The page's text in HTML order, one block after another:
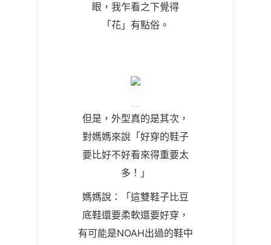
眼，我乍看之下覺得
「花」有點俗。
但是，外型真的是其次，
對媽媽來說「好穿的鞋子
要比好不好看來得重要太
多！」
媽媽說：「這雙鞋子比豆
底鞋還要柔軟還要好穿，
有可能是NOAH出過的鞋中